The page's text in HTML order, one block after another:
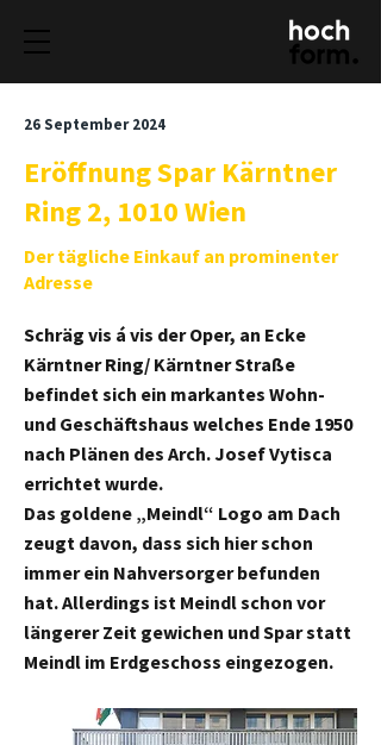
26 September 2024
Eröffnung Spar Kärntner
Ring 2, 1010 Wien
Der tägliche Einkauf an prominenter
Adresse
Schräg vis á vis der Oper, an Ecke
Kärntner Ring/ Kärntner Straße
befindet sich ein markantes Wohn-
und Geschäftshaus welches Ende 1950
nach Plänen des Arch. Josef Vytisca
errichtet wurde.
Das goldene „Meindl“ Logo am Dach
zeugt davon, dass sich hier schon
immer ein Nahversorger befunden
hat. Allerdings ist Meindl schon vor
längerer Zeit gewichen und Spar statt
Meindl im Erdgeschoss eingezogen.